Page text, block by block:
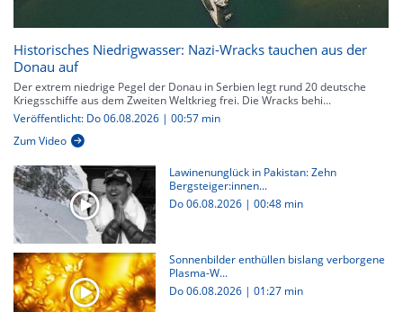
Historisches Niedrigwasser: Nazi-Wracks tauchen aus der
Donau auf
Der extrem niedrige Pegel der Donau in Serbien legt rund 20 deutsche
Kriegsschiffe aus dem Zweiten Weltkrieg frei. Die Wracks behi...
Veröffentlicht: Do 06.08.2026 | 00:57 min
Zum Video
Lawinenunglück in Pakistan: Zehn
Bergsteiger:innen...
Do 06.08.2026 | 00:48 min
Sonnenbilder enthüllen bislang verborgene
Plasma-W...
Do 06.08.2026 | 01:27 min